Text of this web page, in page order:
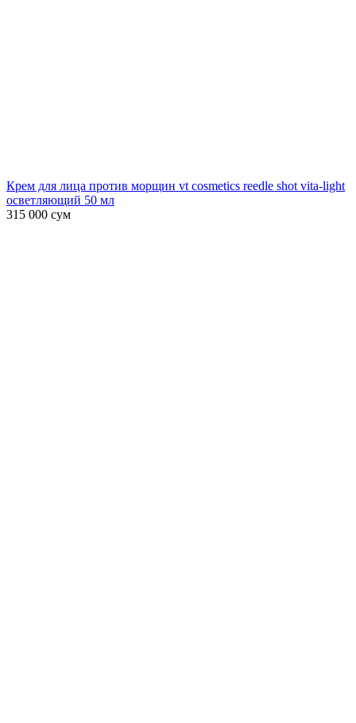
Крем для лица против морщин vt cosmetics reedle shot vita-light
осветляющий 50 мл
315 000 сум